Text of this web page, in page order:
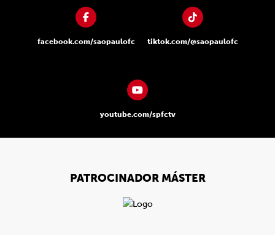
facebook.com/saopaulofc tiktok.com/@saopaulofc
youtube.com/spfctv
PATROCINADOR MÁSTER